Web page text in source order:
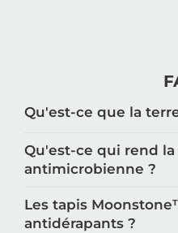
Qu'est-ce que la
Qu'est-ce qui rend
antimicrobienne ?
Les tapis
antidérapants ?